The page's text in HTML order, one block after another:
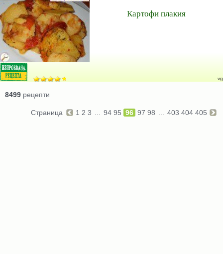
Картофи плакия
vg
8499 рецепти
Страница 1 2 3 94 95 96 97 98 403 404 405